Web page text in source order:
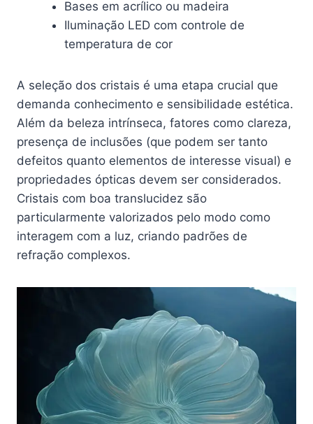
Bases em acrílico ou madeira
Iluminação LED com controle de
temperatura de cor
A seleção dos cristais é uma etapa crucial que
demanda conhecimento e sensibilidade estética.
Além da beleza intrínseca, fatores como clareza,
presença de inclusões (que podem ser tanto
defeitos quanto elementos de interesse visual) e
propriedades ópticas devem ser considerados.
Cristais com boa translucidez são
particularmente valorizados pelo modo como
interagem com a luz, criando padrões de
refração complexos.